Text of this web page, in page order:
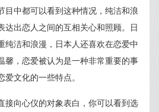
目中都可以看到这种情况，纯洁和浪
达出恋人之间的互相关心和照顾。日
纯洁和浪漫，日本人还喜欢在恋爱中
馨，恋爱被认为是一种非常重要的事
文化的一些特点。
接向心仪的对象表白，你可以看到选